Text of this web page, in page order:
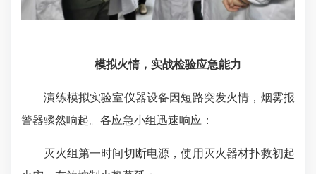
模拟火情，实战检验应急能力
演练模拟实验室仪器设备因短路突发火情，烟雾报
警器骤然响起。各应急小组迅速响应：
灭火组第一时间切断电源，使用灭火器材扑救初起